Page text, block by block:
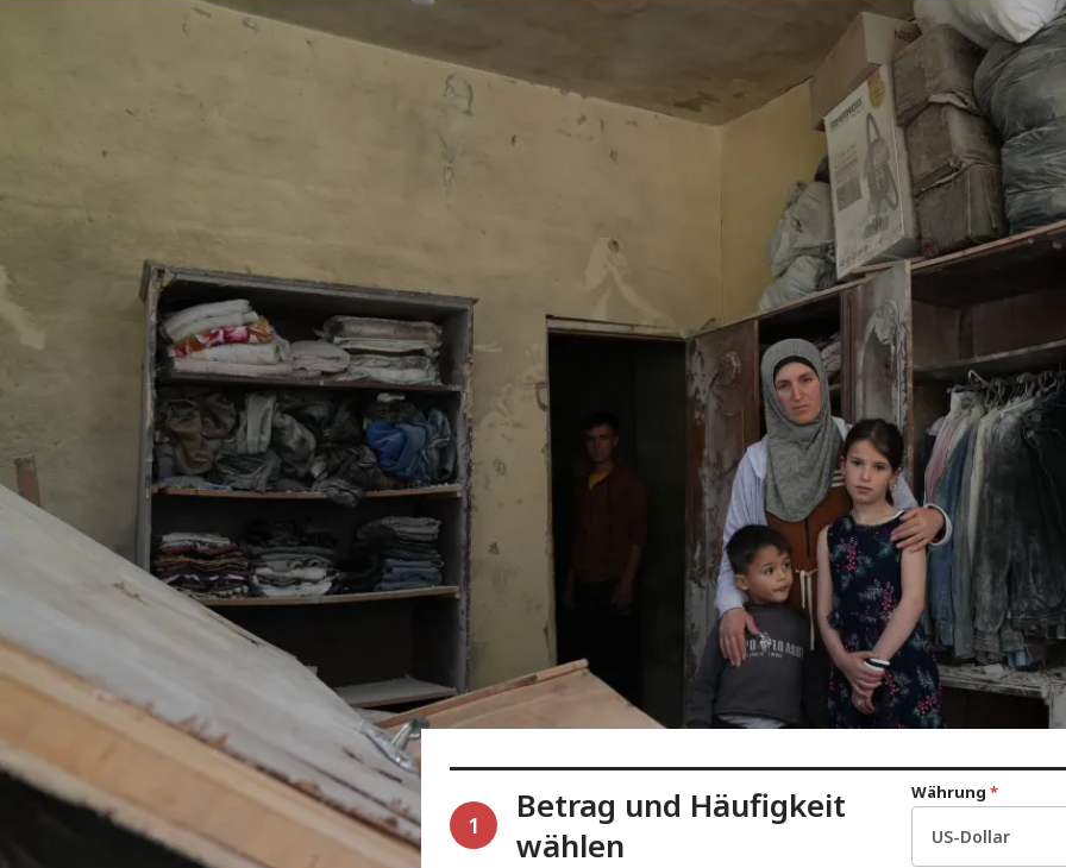
1
Betrag und Häufigkeit
wählen
Währung *